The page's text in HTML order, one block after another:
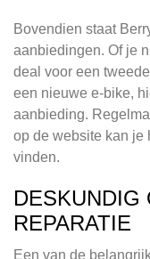
Bovendien staat
aanbiedingen. Of je
deal voor een
een nieuwe e-bike,
aanbieding.
op de website kan je
vinden.
DESKUNDIG
REPARATIE
Een van de